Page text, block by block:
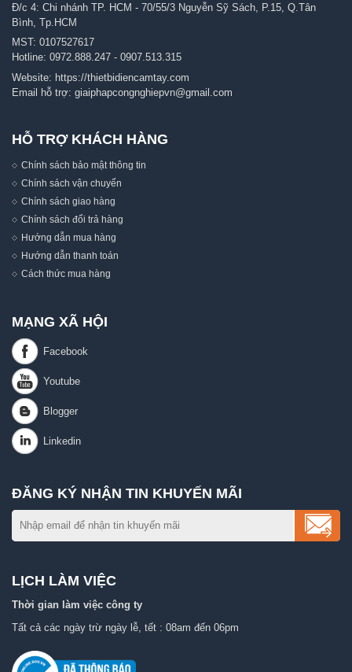
Đ/c 4: Chi nhánh TP. HCM - 70/55/3 Nguyễn Sỹ Sách, P.15, Q.Tân
Bình, Tp.HCM
MST: 0107527617
Hotline: 0972.888.247 - 0907.513.315
Website: https://thietbidiencamtay.com
Email hỗ trợ: giaiphapcongnghiepvn@gmail.com
HỖ TRỢ KHÁCH HÀNG
Chính sách bảo mật thông tin
Chính sách vận chuyển
Chính sách giao hàng
Chính sách đổi trả hàng
Hướng dẫn mua hàng
Hướng dẫn thanh toán
Cách thức mua hàng
MẠNG XÃ HỘI
ĐĂNG KÝ NHẬN TIN KHUYẾN MÃI
LỊCH LÀM VIỆC
Thời gian làm việc công ty
Tất cả các ngày trừ ngày lễ, tết : 08am đến 06pm